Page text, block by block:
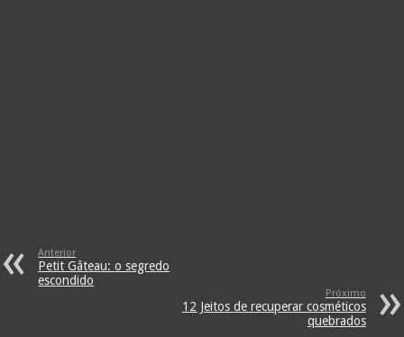
Anterior
Petit Gâteau: o segredo
escondido
Próximo
12 Jeitos de recuperar cosméticos
quebrados